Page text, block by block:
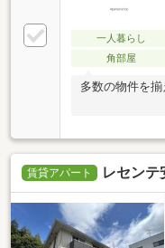
一人暮らし
角部屋
多数の物件を
賃貸アパート レセンテ